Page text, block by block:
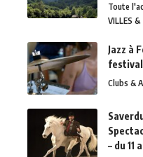
Toute
VILLES &
Jazz à
Clubs &
– du 11